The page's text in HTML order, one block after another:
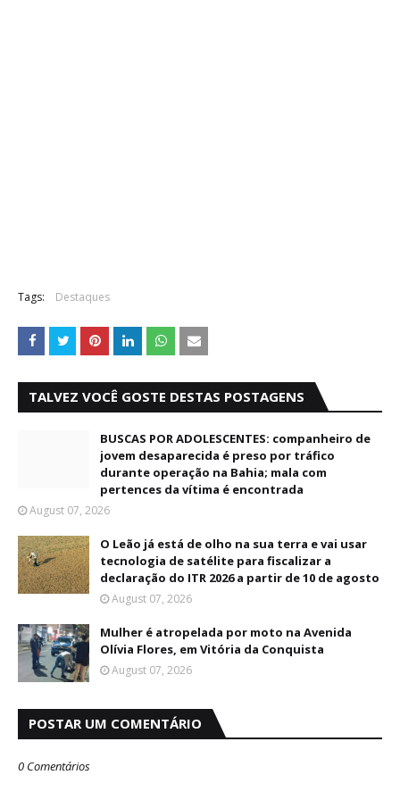
Tags: Destaques
TALVEZ VOCÊ GOSTE DESTAS POSTAGENS
BUSCAS POR ADOLESCENTES: companheiro de
jovem desaparecida é preso por tráfico
durante operação na Bahia; mala com
pertences da vítima é encontrada
August 07, 2026
O Leão já está de olho na sua terra e vai usar
tecnologia de satélite para fiscalizar a
declaração do ITR 2026 a partir de 10 de agosto
August 07, 2026
Mulher é atropelada por moto na Avenida
Olívia Flores, em Vitória da Conquista
August 07, 2026
POSTAR UM COMENTÁRIO
0 Comentários